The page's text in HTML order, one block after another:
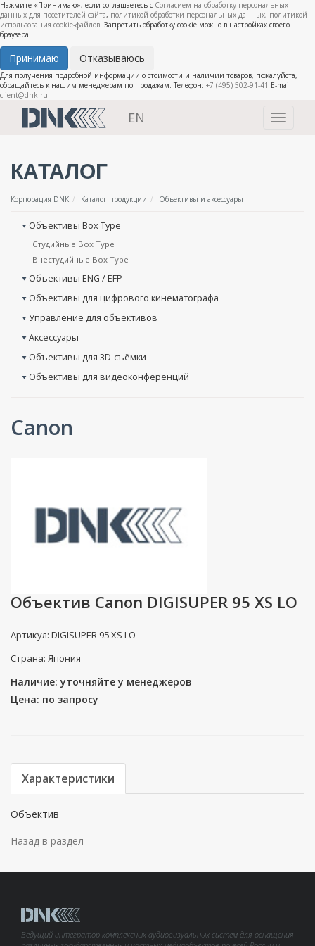
Нажмите «Принимаю», если соглашаетесь с Согласием на обработку персональных
данных для посетителей сайта, политикой обработки персональных данных, политикой
использования cookie-файлов. Запретить обработку cookie можно в настройках своего
браузера.
Принимаю Отказываюсь
Для получения подробной информации о стоимости и наличии товаров, пожалуйста,
обращайтесь к нашим менеджерам по продажам. Телефон: +7 (495) 502-91-41 E-mail:
client@dnk.ru
Toggle
EN
КАТАЛОГ
Корпорация DNK Каталог продукции Объективы и аксессуары
Объективы Box Type
Студийные Box Type
Внестудийные Box Type
Объективы ENG / EFP
Объективы для цифрового кинематографа
Управление для объективов
Аксессуары
Объективы для 3D-съёмки
Объективы для видеоконференций
Canon
Объектив Canon DIGISUPER 95 XS LO
Артикул: DIGISUPER 95 XS LO
Страна: Япония
Наличие: уточняйте у менеджеров
Цена: по запросу
Характеристики
Объектив
Назад в раздел
Ведущий интегратор комплексных аудиовизуальных систем для оснащения